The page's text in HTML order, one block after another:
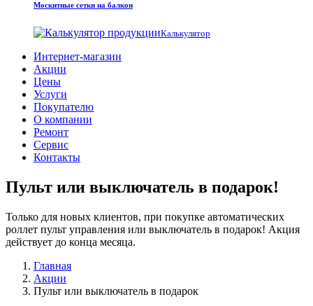
Москитные сетки на балкон
Калькулятор
Интернет-магазин
Акции
Цены
Услуги
Покупателю
О компании
Ремонт
Сервис
Контакты
Пульт или выключатель в подарок!
Только для новых клиентов, при покупке автоматических
роллет пульт управления или выключатель в подарок! Акция
действует до конца месяца.
Главная
Акции
Пульт или выключатель в подарок